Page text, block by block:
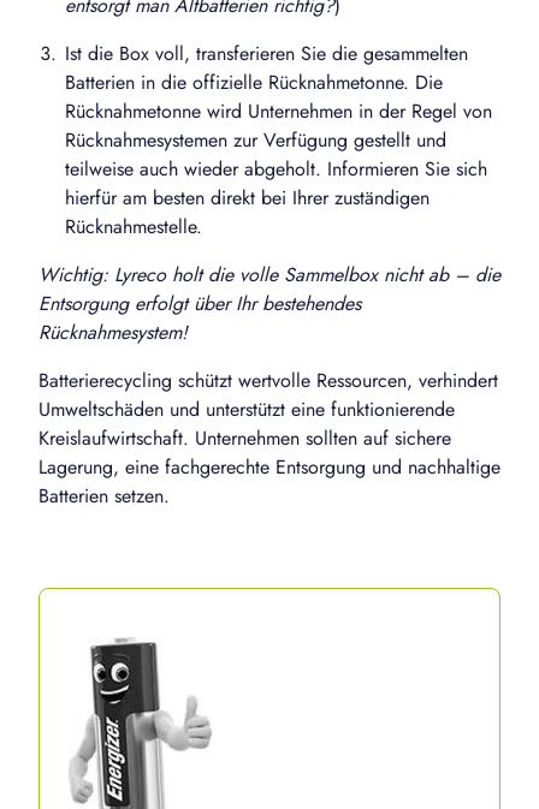
entsorgt man Altbatterien richtig?)
Ist die Box voll, transferieren Sie die gesammelten
Batterien in die offizielle Rücknahmetonne. Die
Rücknahmetonne wird Unternehmen in der Regel von
Rücknahmesystemen zur Verfügung gestellt und
teilweise auch wieder abgeholt. Informieren Sie sich
hierfür am besten direkt bei Ihrer zuständigen
Rücknahmestelle.
Wichtig: Lyreco holt die volle Sammelbox nicht ab – die
Entsorgung erfolgt über Ihr bestehendes
Rücknahmesystem!
Batterierecycling schützt wertvolle Ressourcen, verhindert
Umweltschäden und unterstützt eine funktionierende
Kreislaufwirtschaft. Unternehmen sollten auf sichere
Lagerung, eine fachgerechte Entsorgung und nachhaltige
Batterien setzen.